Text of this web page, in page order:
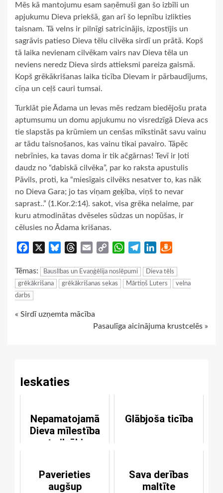
Mēs kā mantojumu esam saņēmuši gan šo izbīli un
apjukumu Dieva priekšā, gan arī šo lepnību izlikties
taisnam. Tā velns ir pilnīgi satricinājis, izpostījis un
sagrāvis patieso Dieva tēlu cilvēka sirdī un prātā. Kopš
tā laika nevienam cilvēkam vairs nav Dieva tēla un
neviens neredz Dieva sirds attieksmi pareiza gaismā.
Kopš grēkākrišanas laika ticība Dievam ir pārbaudījums,
cīņa un ceļš cauri tumsai.
Turklāt pie Ādama un Ievas mēs redzam biedējošu prata
aptumsumu un domu apjukumu no visredzīgā Dieva acs
tie slapstās pa krūmiem un cenšas mīkstināt savu vainu
ar tādu taisnošanos, kas vainu tikai pavairo. Tāpēc
nebrīnies, ka tavas doma ir tik ačgārnas! Tevī ir ļoti
daudz no “dabiskā cilvēka”, par ko raksta apustulis
Pāvils, proti, ka “miesīgais cilvēks nesatver to, kas nāk
no Dieva Gara; jo tas viņam geķība, viņš to nevar
saprast..” (1.Kor.2:14). sakot, visa grēka nelaime, par
kuru atmodinātas dvēseles sūdzas un nopūšas, ir
cēlusies no Ādama krišanas.
Facebook BlueskyThreads
Email
Copy
WhatsApp
TelegramLinkedIn
Tēmas: Bauslības un Evaņģēlija noslēpumi
Dieva tēls
grēkākrišana
grēkākrišanas sekas Mārtiņš Luters
velna
darbs
Continue
« Sirdī uzņemta mācība
Pasaulīga aicinājuma krustcelēs »
Ieskaties
Nepamatojamā
Dieva mīlestība
pret cilvēkiem
Glābjoša ticība
Paverieties
augšup
Sava derības
maltīte